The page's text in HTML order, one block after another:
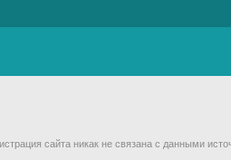
сайта никак не связана с данными